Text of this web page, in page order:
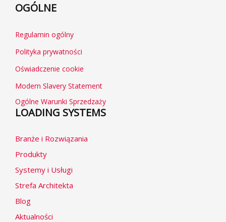
OGÓLNE
Regulamin ogólny
Polityka prywatności
Oświadczenie cookie
Modern Slavery Statement
Ogólne Warunki Sprzedzaży
LOADING SYSTEMS
Branże i Rozwiązania
Produkty
Systemy i Usługi
Strefa Architekta
Blog
Aktualności